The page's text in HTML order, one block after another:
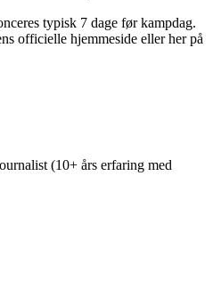
typisk 7 dage før kampdag.
officielle hjemmeside eller her på
(10+ års erfaring med